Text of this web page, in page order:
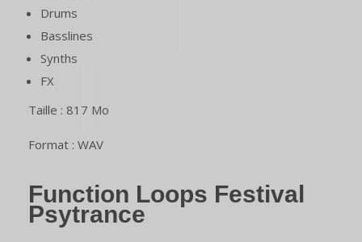
Drums
Basslines
Synths
FX
Taille : 817 Mo
Format : WAV
Function Loops Festival
Psytrance